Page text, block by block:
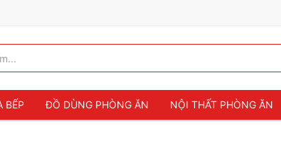
BẾP ĐỒ DÙNG PHÒNG ĂN NỘI THẤT PHÒNG ĂN